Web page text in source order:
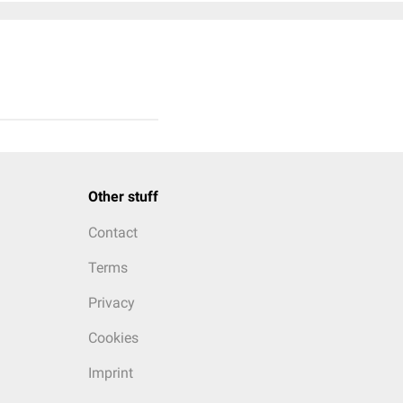
Other stuff
Contact
Terms
Privacy
Cookies
Imprint